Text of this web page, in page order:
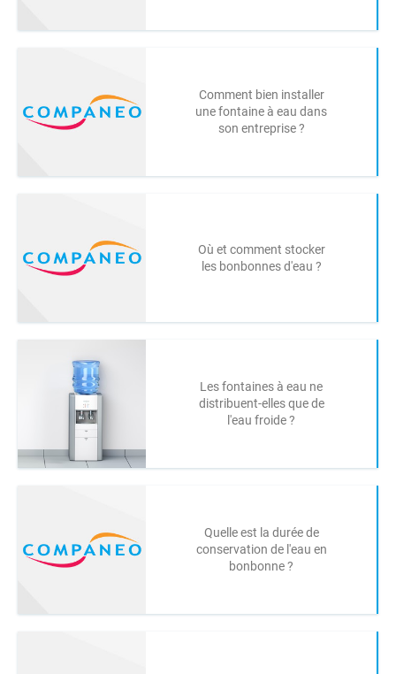
Comment bien installer
une fontaine à eau dans
son entreprise ?
Où et comment stocker
les bonbonnes d'eau ?
Les fontaines à eau ne
distribuent-elles que de
l'eau froide ?
Quelle est la durée de
conservation de l'eau en
bonbonne ?